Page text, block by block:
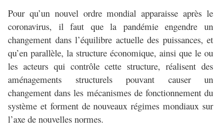
Pour qu’un nouvel ordre mondial apparaisse après le
coronavirus, il faut que la pandémie engendre un
changement dans l’équilibre actuelle des puissances, et
qu’en parallèle, la structure économique, ainsi que le ou
les acteurs qui contrôle cette structure, réalisent des
aménagements structurels pouvant causer un
changement dans les mécanismes de fonctionnement du
système et forment de nouveaux régimes mondiaux sur
l’axe de nouvelles normes.